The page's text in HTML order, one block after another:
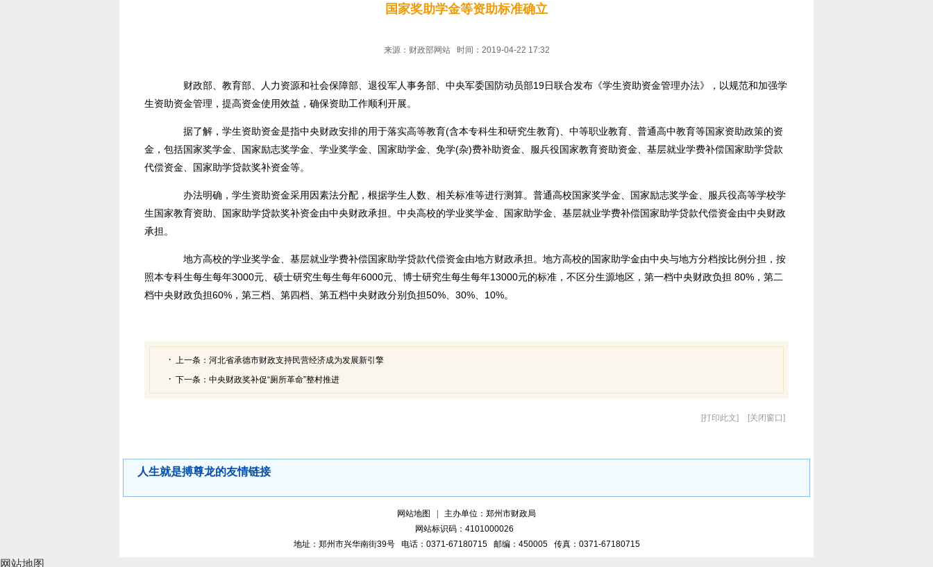
国家奖助学金等资助标准确立
来源：财政部网站 时间：2019-04-22 17:32
财政部、教育部、人力资源和社会保障部、退役军人事务部、中央军委国防动员部19日联合发布《学生资助资金管理办法》，以规范和加强学
生资助资金管理，提高资金使用效益，确保资助工作顺利开展。
据了解，学生资助资金是指中央财政安排的用于落实高等教育(含本专科生和研究生教育)、中等职业教育、普通高中教育等国家资助政策的资
金，包括国家奖学金、国家励志奖学金、学业奖学金、国家助学金、免学(杂)费补助资金、服兵役国家教育资助资金、基层就业学费补偿国家助学贷款
代偿资金、国家助学贷款奖补资金等。
办法明确，学生资助资金采用因素法分配，根据学生人数、相关标准等进行测算。普通高校国家奖学金、国家励志奖学金、服兵役高等学校学
生国家教育资助、国家助学贷款奖补资金由中央财政承担。中央高校的学业奖学金、国家助学金、基层就业学费补偿国家助学贷款代偿资金由中央财政
承担。
地方高校的学业奖学金、基层就业学费补偿国家助学贷款代偿资金由地方财政承担。地方高校的国家助学金由中央与地方分档按比例分担，按
照本专科生每生每年3000元、硕士研究生每生每年6000元、博士研究生每生每年13000元的标准，不区分生源地区，第一档中央财政负担 80%，第二
档中央财政负担60%，第三档、第四档、第五档中央财政分别负担50%、30%、10%。
上一条： 河北省承德市财政支持民营经济成为发展新引擎
下一条： 中央财政奖补促“厕所革命”整村推进
打印此文 关闭窗口
人生就是搏尊龙的友情链接
网站地图
主办单位：郑州市财政局
网站标识码：4101000026
地址：郑州市兴华南街39号
电话：0371-67180715 邮编：450005 传真：0371-67180715
网站地图